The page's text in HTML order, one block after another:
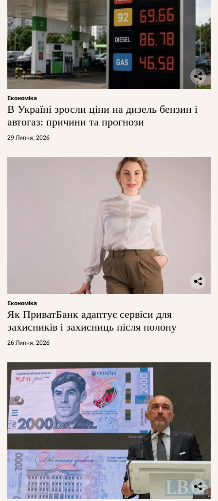
Економіка
В Україні зросли ціни на дизель бензин і
автогаз: причини та прогнози
29 Липня, 2026
Економіка
Як ПриватБанк адаптує сервіси для
захисників і захисниць після полону
26 Липня, 2026